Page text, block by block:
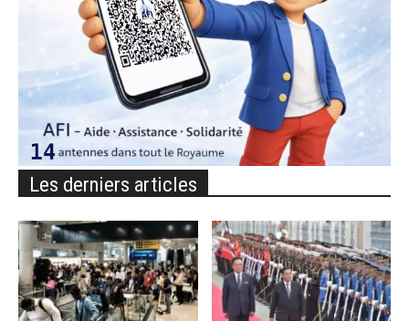
Les derniers articles